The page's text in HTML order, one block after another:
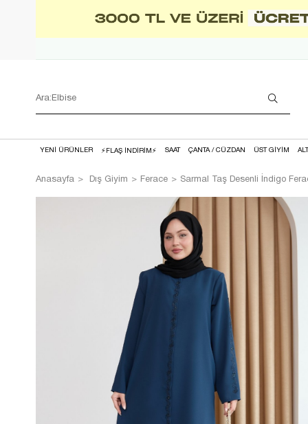
YENİ ÜRÜNLER ⚡FLAŞ İNDİRİM⚡ SAAT ÇANTA / CÜZDAN ÜST GİYİM
Anasayfa Dış Giyim Ferace Sarmal Taş Desenli İndigo